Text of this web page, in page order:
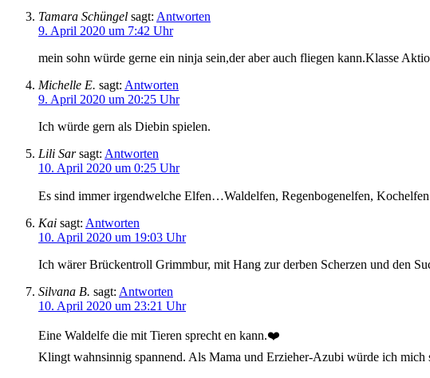
Tamara Schüngel sagt: Antworten
9. April 2020 um 7:42 Uhr
mein sohn würde gerne ein ninja sein,der aber auch fliegen kann.Klasse
Michelle E. sagt: Antworten
9. April 2020 um 20:25 Uhr
Ich würde gern als Diebin spielen.
Lili Sar sagt: Antworten
10. April 2020 um 0:25 Uhr
Es sind immer irgendwelche Elfen…Waldelfen, Regenbogenelfen,
Kai sagt: Antworten
10. April 2020 um 19:03 Uhr
Ich wärer Brückentroll Grimmbur, mit Hang zur derben Scherzen und den
Silvana B. sagt: Antworten
10. April 2020 um 23:21 Uhr
Eine Waldelfe die mit Tieren sprecht en kann.❤️
Klingt wahnsinnig spannend. Als Mama und Erzieher-Azubi würde ich